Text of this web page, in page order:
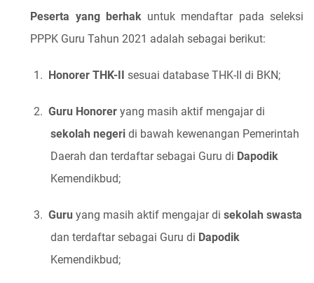
Peserta yang berhakuntuk mendaftar pada seleksi
PPPK Guru Tahun 2021 adalah sebagai berikut:
1. Honorer THK-II sesuai database THK-II di BKN;
2. Guru Honoreryang masih aktif mengajar di
sekolah negeridi bawah kewenangan Pemerintah
Daerah dan terdaftar sebagai Guru di Dapodik
Kemendikbud;
3. Guru yang masih aktif mengajar di sekolah swasta
dan terdaftar sebagai Guru di Dapodik
Kemendikbud;